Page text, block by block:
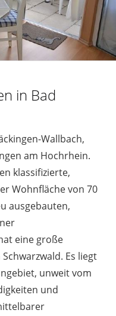
in Bad
Wallbach,
am Hochrhein.
klassifizierte,
Wohnfläche von 70
ausgebauten,
eine große
Es liegt
unweit vom
und